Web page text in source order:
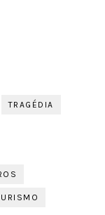
TRAGÉDIA